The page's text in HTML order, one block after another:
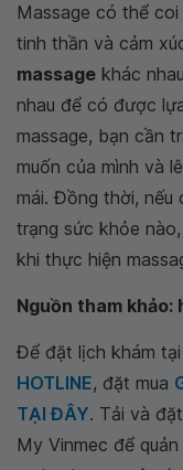
Massage có thể
tinh thần và cảm
massage khác
nhau để có được
massage, bạn cần
muốn của mình và
mái. Đồng thời, nếu
trạng sức khỏe
khi thực hiện
Nguồn tham khảo:
Để đặt lịch khám
HOTLINE, đặt mua
TẠI ĐÂY. Tải và
My Vinmec để